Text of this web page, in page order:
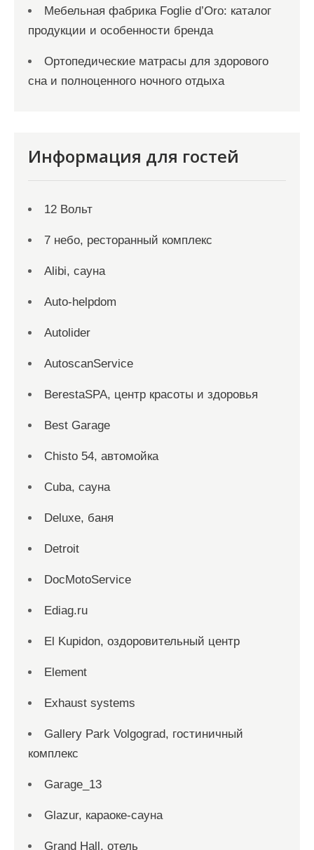
Мебельная фабрика Foglie d’Oro: каталог
продукции и особенности бренда
Ортопедические матрасы для здорового
сна и полноценного ночного отдыха
Информация для гостей
12 Вольт
7 небо, ресторанный комплекс
Alibi, сауна
Auto-helpdom
Autolider
AutoscanService
BerestaSPA, центр красоты и здоровья
Best Garage
Chisto 54, автомойка
Cuba, сауна
Deluxe, баня
Detroit
DocMotoService
Ediag.ru
El Kupidon, оздоровительный центр
Element
Exhaust systems
Gallery Park Volgograd, гостиничный
комплекс
Garage_13
Glazur, караоке-сауна
Grand Hall, отель